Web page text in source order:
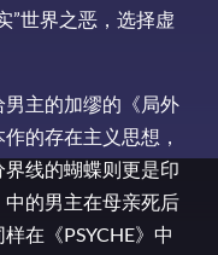
”世界之恶，选择虚
主的加缪的《局外
的存在主义思想，
线的蝴蝶则更是印
的男主在母亲死后
在《PSYCHE》中